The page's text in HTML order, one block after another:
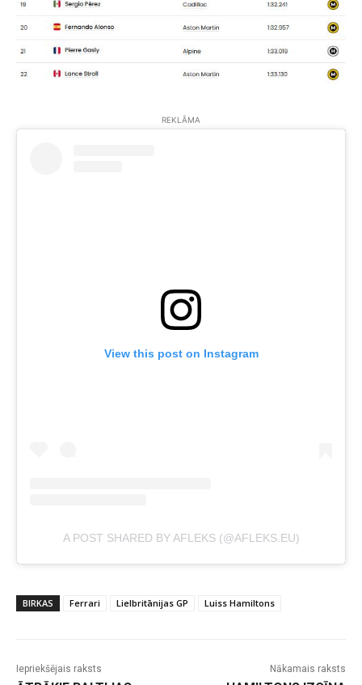
REKLĀMA
View this post on Instagram
A POST SHARED BY AFLEKS (@AFLEKS.EU)
BIRKAS Ferrari Lielbritānijas GP Luiss Hamiltons
Iepriekšējais raksts Nākamais raksts